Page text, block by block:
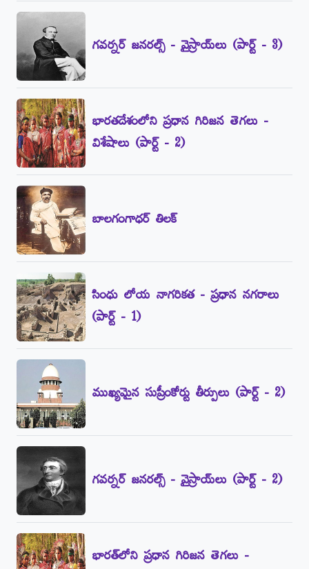
గవర్నర్‌ జనరల్స్‌ - వైస్రాయ్‌లు (పార్ట్‌ - 3)
భారతదేశంలోని ప్రధాన గిరిజన తెగలు -
విశేషాలు (పార్ట్‌ - 2)
బాలగంగాధర్‌ తిలక్‌
సింధు లోయ నాగరికత - ప్రధాన నగరాలు
(పార్ట్‌ - 1)
ముఖ్యమైన సుప్రీంకోర్టు తీర్పులు (పార్ట్‌ - 2)
గవర్నర్‌ జనరల్స్‌ - వైస్రాయ్‌లు (పార్ట్‌ - 2)
భారత్‌లోని ప్రధాన గిరిజన తెగలు -